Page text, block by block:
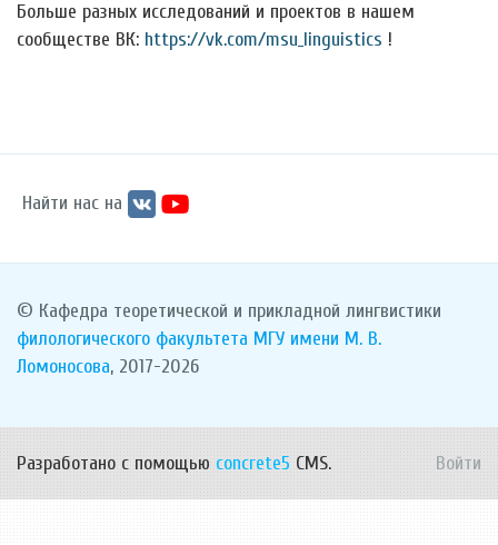
Больше разных исследований и проектов в нашем
сообществе ВК: https://vk.com/msu_linguistics !
Найти нас на
© Кафедра теоретической и прикладной лингвистики
филологического факультета МГУ имени М. В.
Ломоносова, 2017-2026
Разработано с помощью concrete5 CMS. Войти